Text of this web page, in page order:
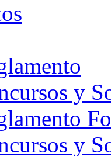
y
y